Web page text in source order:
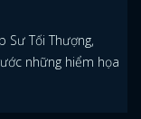
Sư Tối Thượng,
những hiểm họa